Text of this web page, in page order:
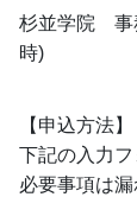
杉並学院　
時)
【申込方法】
下記の入力フ
必要事項は漏